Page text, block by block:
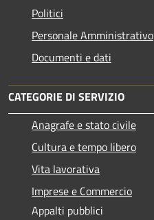
Politici
Personale Amministrativo
Documenti e dati
CATEGORIE DI SERVIZIO
Anagrafe e stato civile
Cultura e tempo libero
Vita lavorativa
Imprese e Commercio
Appalti pubblici